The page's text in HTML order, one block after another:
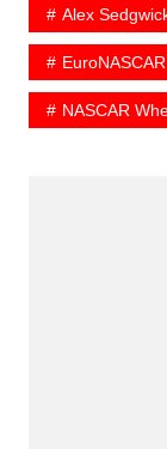
Alex
EuroNASCAR
NASCAR